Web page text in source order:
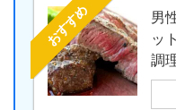
おすすめ
男
ッ
調